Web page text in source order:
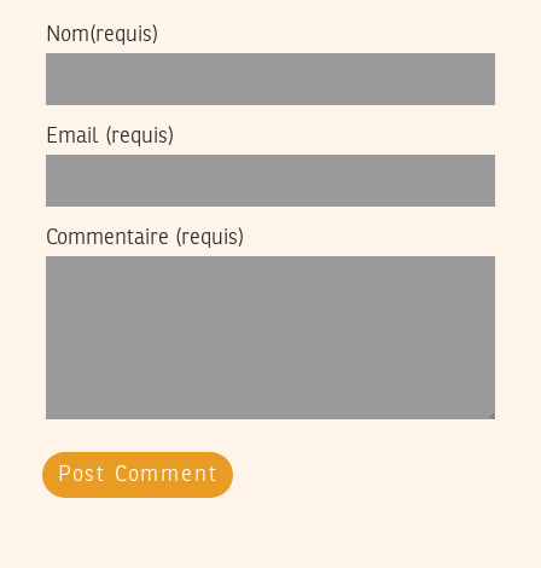
Nom(requis)
Email (requis)
Commentaire (requis)